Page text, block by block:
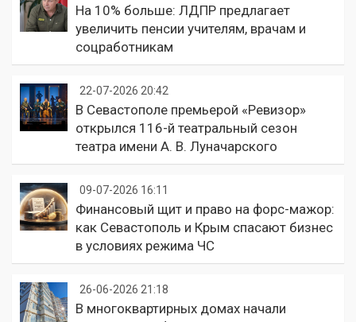
На 10% больше: ЛДПР предлагает
увеличить пенсии учителям, врачам и
соцработникам
22-07-2026 20:42
В Севастополе премьерой «Ревизор»
открылся 116-й театральный сезон
театра имени А. В. Луначарского
09-07-2026 16:11
Финансовый щит и право на форс-мажор:
как Севастополь и Крым спасают бизнес
в условиях режима ЧС
26-06-2026 21:18
В многоквартирных домах начали